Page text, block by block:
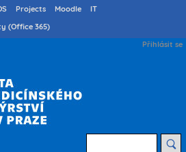
Přejít
k
hlavnímu
Projects Moodle
IT
(Office 365)
User
Přihlásit se